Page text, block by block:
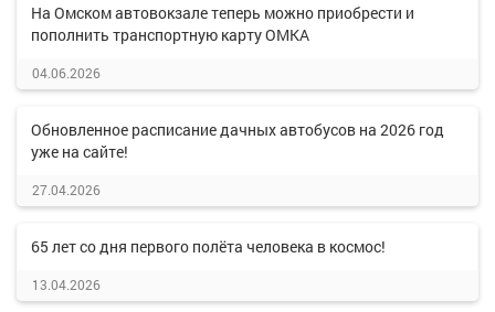
На Омском автовокзале теперь можно приобрести и
пополнить транспортную карту ОМКА
04.06.2026
Обновленное расписание дачных автобусов на 2026 год
уже на сайте!
27.04.2026
65 лет со дня первого полёта человека в космос!
13.04.2026